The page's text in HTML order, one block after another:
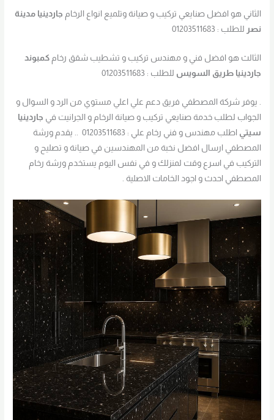
الثاني هو افضل صنايعي تركيب و صيانة وتلميع انواع الرخام جاردينيا مدينة
نصر للطلب : 01203511683
الثالث هو افضل فني و مهندس تركيب و تشطيب شقق رخامكمبوند
جاردينيا طريق السويس للطلب : 01203511683
. يوفر شركة المصطفي فريق دعم علي اعلي مستوي من الرد و السوال و
الجواب لطلب خدمة صنايعي تركيب و صيانة الرخام و الجرانيت في جاردينيا
سيتي
اطلب مهندس و فني رخام علي : 01203511683 .. يقدم ورشة
المصطفي ارسال افضل نخبة من المهندسين في صيانة و تصليح و
التركيب في اسرع وقت لمنزلك و في نفس اليوم يستخدم ورشة رخام
المصطفي احدث و اجود الخامات الاصلية .